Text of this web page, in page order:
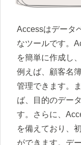
Accessはデータ
なツールです。
を簡単に作成し
例えば、顧客名
管理できます。
ば、目的のデー
す。さらに、
を備えており、
ができます。デ